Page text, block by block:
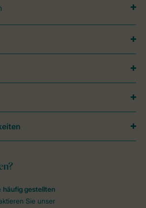
häufig gestellten
Sie unser